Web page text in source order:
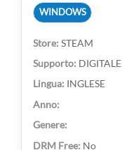
WINDOWS
STEAM
DIGITALE
INGLESE
No